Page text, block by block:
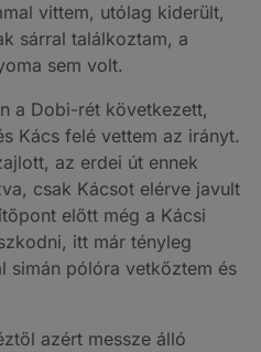
vittem, utólag kiderült,
sárral találkoztam, a
sem volt.
a Dobi-rét következett,
Kács felé vettem az irányt.
az erdei út ennek
csak Kácsot elérve javult
előtt még a Kácsi
itt már tényleg
simán pólóra vetkőztem és
azért messze álló